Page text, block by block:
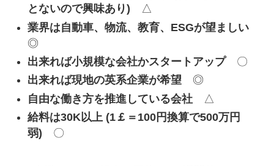
とないので興味あり) △
業界は自動車、物流、教育、ESGが望ましい
◎
出来れば小規模な会社かスタートアップ〇
出来れば現地の英系企業が希望◎
自由な働き方を推進している会社△
給料は30K以上 (1￡＝100円換算で500万円
弱) 〇